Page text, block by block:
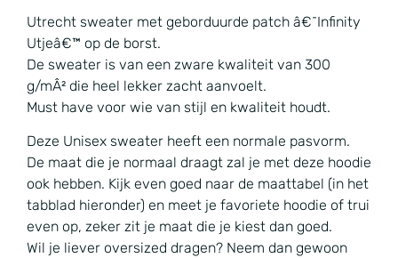
Utrecht sweater met geborduurde patch â€˜Infinity
Utjeâ€™ op de borst.
De sweater is van een zware kwaliteit van 300
g/mÂ² die heel lekker zacht aanvoelt.
Must have voor wie van stijl en kwaliteit houdt.
Deze Unisex sweater heeft een normale pasvorm.
De maat die je normaal draagt zal je met deze hoodie
ook hebben. Kijk even goed naar de maattabel (in het
tabblad hieronder) en meet je favoriete hoodie of trui
even op, zeker zit je maat die je kiest dan goed.
Wil je liever oversized dragen? Neem dan gewoon